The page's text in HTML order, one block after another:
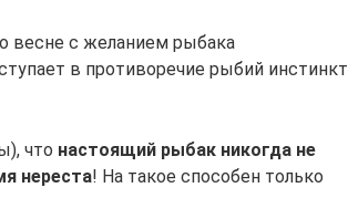
весне с желанием рыбака
в противоречие рыбий инстинкт
что настоящий рыбак никогда не
нереста! На такое способен только